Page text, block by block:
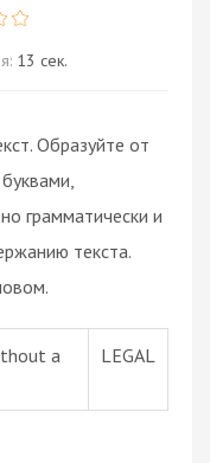
13 сек.
Образуйте от
грамматически и
текста.
a
LEGAL